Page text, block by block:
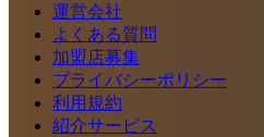
運営会社
よくある質問
加盟店募集
プライバシーポリシー
利用規約
紹介サービス